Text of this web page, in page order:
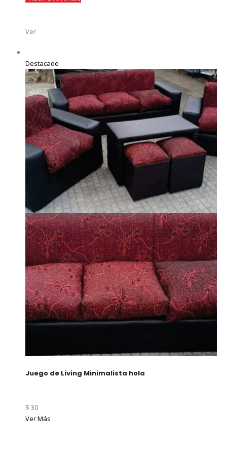
Ver
Destacado
Juego de Living Minimalista hola
$ 30
Ver Más